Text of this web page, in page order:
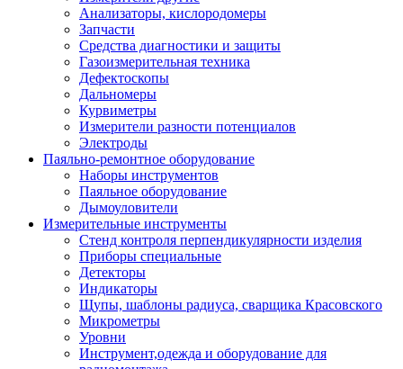
Анализаторы, кислородомеры
Запчасти
Средства диагностики и защиты
Газоизмерительная техника
Дефектоскопы
Дальномеры
Курвиметры
Измерители разности потенциалов
Электроды
Паяльно-ремонтное оборудование
Наборы инструментов
Паяльное оборудование
Дымоуловители
Измерительные инструменты
Стенд контроля перпендикулярности изделия
Приборы специальные
Детекторы
Индикаторы
Щупы, шаблоны радиуса, сварщика Красовского
Микрометры
Уровни
Инструмент,одежда и оборудование для